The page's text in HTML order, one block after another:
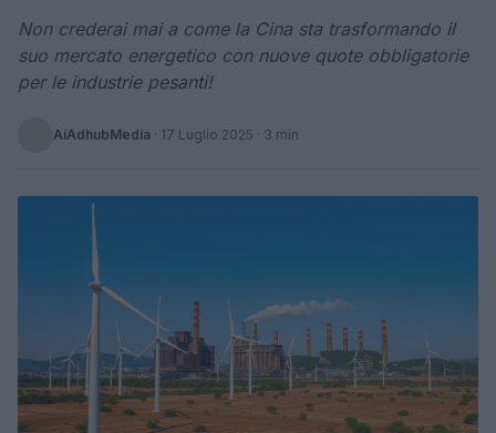
Non crederai mai a come la Cina sta trasformando il
suo mercato energetico con nuove quote obbligatorie
per le industrie pesanti!
AiAdhubMedia · 17 Luglio 2025 · 3 min